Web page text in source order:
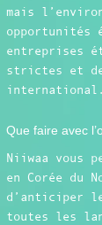
mais
opportunités
entreprises
strictes et
international.
Que faire avec
Niiwaa vous
en Corée du
d’anticiper
toutes les